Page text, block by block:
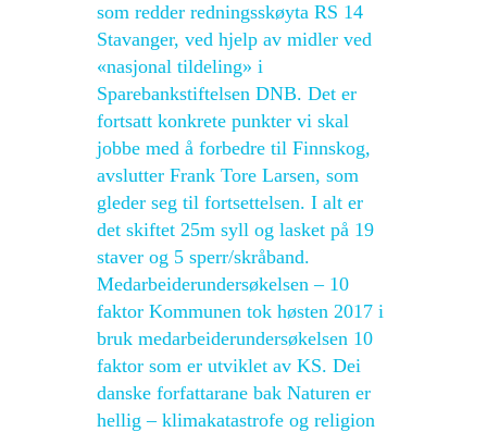
som redder redningsskøyta RS 14
Stavanger, ved hjelp av midler ved
«nasjonal tildeling» i
Sparebankstiftelsen DNB. Det er
fortsatt konkrete punkter vi skal
jobbe med å forbedre til Finnskog,
avslutter Frank Tore Larsen, som
gleder seg til fortsettelsen. I alt er
det skiftet 25m syll og lasket på 19
staver og 5 sperr/skråband.
Medarbeiderundersøkelsen – 10
faktor Kommunen tok høsten 2017 i
bruk medarbeiderundersøkelsen 10
faktor som er utviklet av KS. Dei
danske forfattarane bak Naturen er
hellig – klimakatastrofe og religion